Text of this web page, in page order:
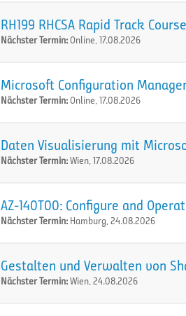
RH199 RHCSA Rapid Track
Nächster Termin:Online, 17.08.2026
Microsoft Configuration Manager
Nächster Termin:Online, 17.08.2026
Daten Visualisierung mit
Nächster Termin:Wien, 17.08.2026
AZ-140T00: Configure and
Nächster Termin: Hamburg, 24.08.2026
Gestalten und Verwalten von
Nächster Termin:Wien, 24.08.2026